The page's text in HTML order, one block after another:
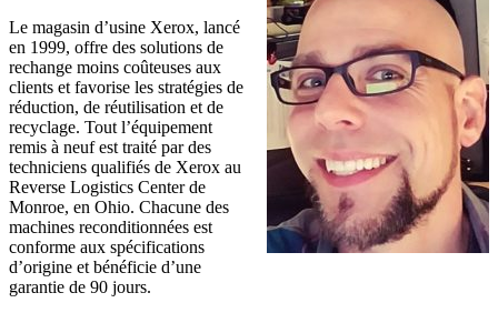
Le magasin d’usine Xerox, lancé
en 1999, offre des solutions de
rechange moins coûteuses aux
clients et favorise les stratégies de
réduction, de réutilisation et de
recyclage. Tout l’équipement
remis à neuf est traité par des
techniciens qualifiés de Xerox au
Reverse Logistics Center de
Monroe, en Ohio. Chacune des
machines reconditionnées est
conforme aux spécifications
d’origine et bénéficie d’une
garantie de 90 jours.